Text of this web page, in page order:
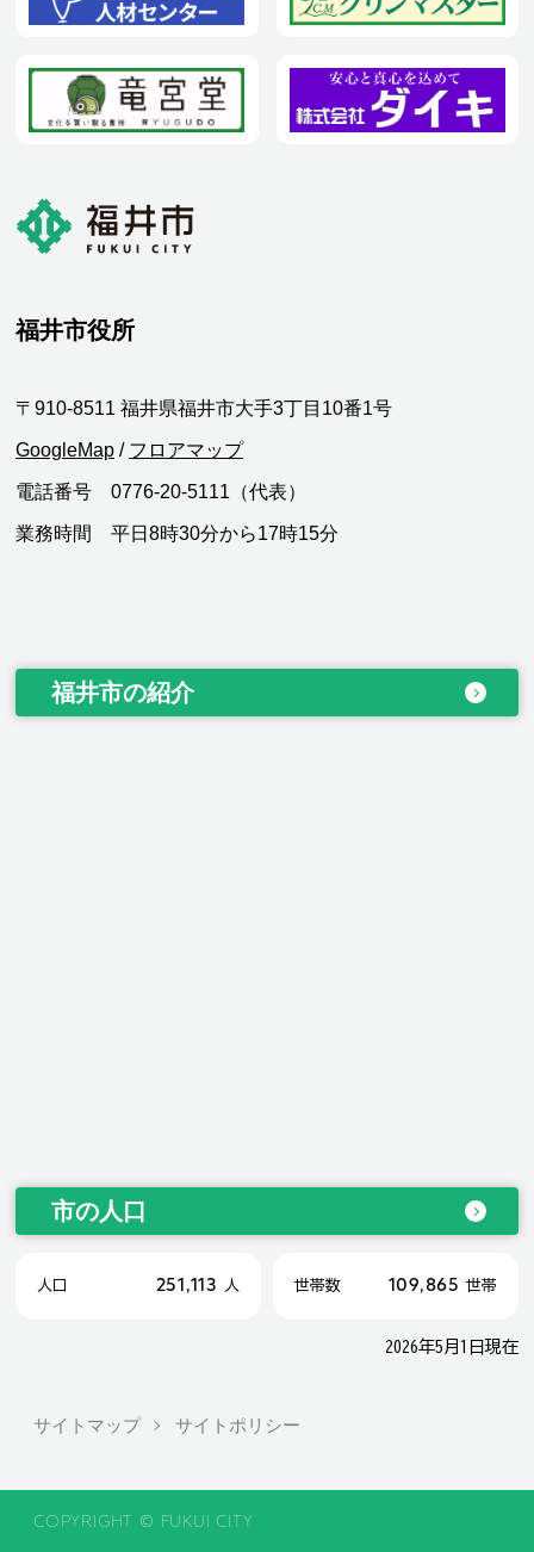
福井市役所
〒910-8511 福井県福井市大手3丁目10番1号
GoogleMap / フロアマップ
電話番号 0776-20-5111（代表）
業務時間 平日8時30分から17時15分
福井市の紹介
市の人口
人口 251,113 人 世帯数 109,865 世帯
2026年5月1日現在
サイトマップ サイトポリシー
COPYRIGHT © FUKUI CITY